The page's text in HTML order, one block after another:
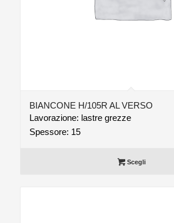
BIANCONE H/105R AL VERSO
Lavorazione: lastre grezze
Spessore: 15
Scegli